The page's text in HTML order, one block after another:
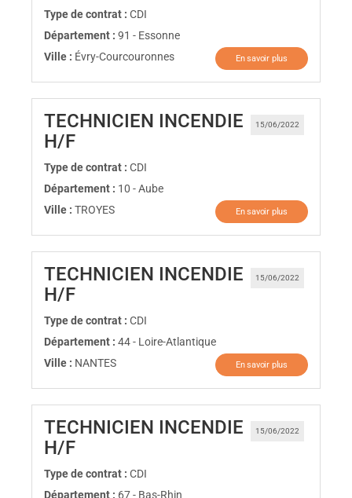
Type de contrat : CDI
Département : 91 - Essonne
Ville : Évry-Courcouronnes En savoir plus
15/06/2022
TECHNICIEN INCENDIE
H/F(Nouvelle fenêtre)
Type de contrat : CDI
Département : 10 - Aube
Ville : TROYES En savoir plus
15/06/2022
TECHNICIEN INCENDIE
H/F(Nouvelle fenêtre)
Type de contrat : CDI
Département : 44 - Loire-Atlantique
Ville : NANTES En savoir plus
15/06/2022
TECHNICIEN INCENDIE
H/F(Nouvelle fenêtre)
Type de contrat : CDI
Département : 67 - Bas-Rhin